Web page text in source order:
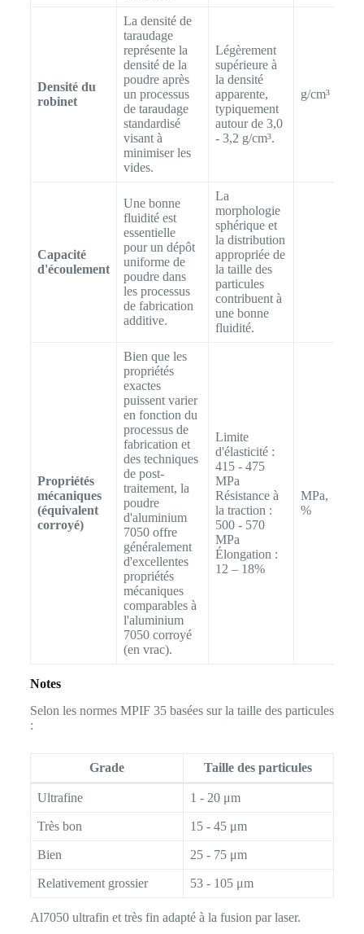
Densité du
robinet
La densité de
taraudage
représente la
densité de la
poudre après
un processus
de taraudage
standardisé
visant à
minimiser les
vides.
Légèrement
supérieure à
la densité
apparente,
typiquement
autour de 3,0
- 3,2 g/cm³.
g/cm³
Capacité
d'écoulement
Une bonne
fluidité est
essentielle
pour un dépôt
uniforme de
poudre dans
les processus
de fabrication
additive.
La
morphologie
sphérique et
la distribution
appropriée de
la taille des
particules
contribuent à
une bonne
fluidité.
Propriétés
mécaniques
(équivalent
corroyé)
Bien que les
propriétés
exactes
puissent varier
en fonction du
processus de
fabrication et
des techniques
de post-
traitement, la
poudre
d'aluminium
7050 offre
généralement
d'excellentes
propriétés
mécaniques
comparables à
l'aluminium
7050 corroyé
(en vrac).
Limite
d'élasticité :
415 - 475
MPa
Résistance à
la traction :
500 - 570
MPa
Élongation :
12 – 18%
MPa,
%
Notes
Selon les normes MPIF 35 basées sur la taille des particules
:
Grade Taille des particules
Ultrafine 1 - 20 μm
Très bon 15 - 45 μm
Bien 25 - 75 μm
Relativement grossier 53 - 105 μm
Al7050 ultrafin et très fin adapté à la fusion par laser.